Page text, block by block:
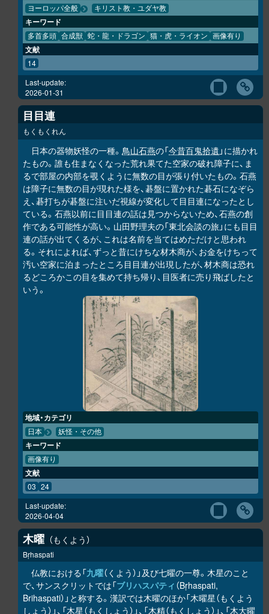
ヨーロッパ全般 キリスト教・ユダヤ教
キーワード
多首多頭 合成獣 蛇・龍・ドラゴン 猫・虎・ライオン 画像有り
文献
14
Last-update:
2026-01-31
目目連
もくもくれん
日本の器物妖怪の一種。 鳥山石燕の「今昔百鬼拾遺 」に描かれ
たもの。誰も住まなくなった荒れ果てた空家の破れ障子に、ま
るで部屋の内部を覗くように無数の目が張り付いたもの。石燕
は障子に無数の目が現れた様を、碁盤に置かれた碁石になぞら
え、碁打ちが碁盤に注いだ視線が変化して目目連になったとし
ている。石燕以前に目目連の話は見つからないため、石燕の創
作である可能性が高い。山田野理夫の「東北会談の旅」にも目目
連の話が出てくるが、これは名前を当てはめただけと思われ
る。それによれば、ずっと昔にけちな材木商が、お金をけちって
汚い空家に泊まったところ目目連が出現したが、材木商は恐れ
るどころかこの目を集めて持ち帰り、目医者に売り飛ばしたと
いう。
地域・カテゴリ
日本 妖怪・その他
キーワード
画像有り
文献
03 24
Last-update:
2026-04-04
木曜 もくよう
Bṛhaspati
仏教における「九曜（くよう）」及び七曜の一尊。木星のこと
で、サンスクリットでは「ブリハスパティ （Bṛhaspati,
Brihaspati）」と称する。漢訳では木曜のほか「木曜星（もくよう
しょう）」、「木星（もくしょう）」、「木精（もくしょう）」、「木大曜